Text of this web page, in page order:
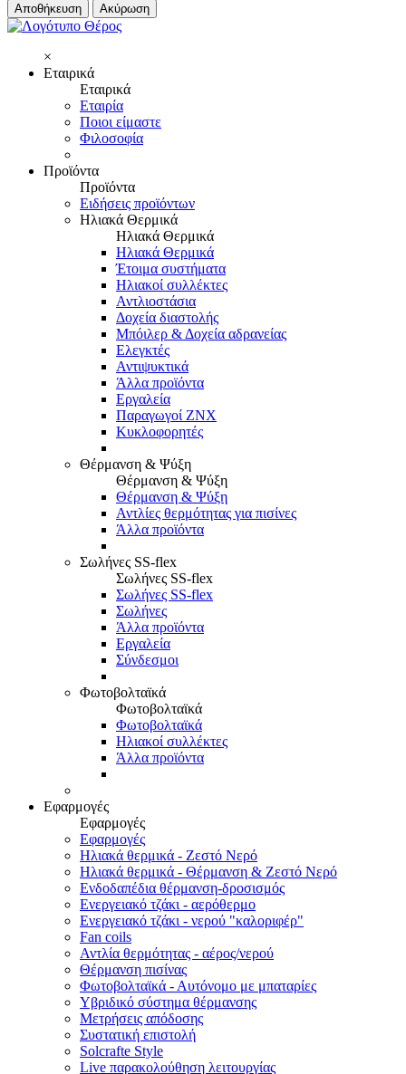
Αποθήκευση Ακύρωση
×
Εταιρικά
Εταιρικά
Εταιρία
Ποιοι είμαστε
Φιλοσοφία
Προϊόντα
Προϊόντα
Ειδήσεις προϊόντων
Ηλιακά Θερμικά
Ηλιακά Θερμικά
Ηλιακά Θερμικά
Έτοιμα συστήματα
Ηλιακοί συλλέκτες
Αντλιοστάσια
Δοχεία διαστολής
Μπόιλερ & Δοχεία αδρανείας
Ελεγκτές
Αντιψυκτικά
Άλλα προϊόντα
Εργαλεία
Παραγωγοί ΖΝΧ
Κυκλοφορητές
Θέρμανση & Ψύξη
Θέρμανση & Ψύξη
Θέρμανση & Ψύξη
Αντλίες θερμότητας για πισίνες
Άλλα προϊόντα
Σωλήνες SS-flex
Σωλήνες SS-flex
Σωλήνες SS-flex
Σωλήνες
Άλλα προϊόντα
Εργαλεία
Σύνδεσμοι
Φωτοβολταϊκά
Φωτοβολταϊκά
Φωτοβολταϊκά
Ηλιακοί συλλέκτες
Άλλα προϊόντα
Εφαρμογές
Εφαρμογές
Εφαρμογές
Ηλιακά θερμικά - Ζεστό Νερό
Ηλιακά θερμικά - Θέρμανση & Ζεστό Νερό
Ενδοδαπέδια θέρμανση-δροσισμός
Ενεργειακό τζάκι - αερόθερμο
Ενεργειακό τζάκι - νερού "καλοριφέρ"
Fan coils
Αντλία θερμότητας - αέρος/νερού
Θέρμανση πισίνας
Φωτοβολταϊκά - Αυτόνομο με μπαταρίες
Υβριδικό σύστημα θέρμανσης
Μετρήσεις απόδοσης
Συστατική επιστολή
Solcrafte Style
Live παρακολούθηση λειτουργίας